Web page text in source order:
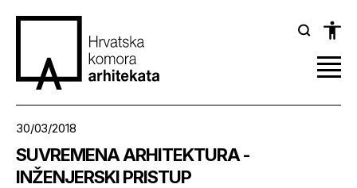
30/03/2018
SUVREMENA ARHITEKTURA -
INŽENJERSKI PRISTUP